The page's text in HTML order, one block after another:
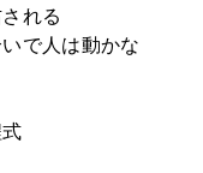
れる
で人は動かな